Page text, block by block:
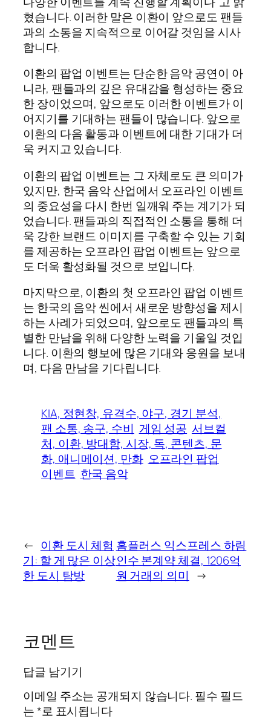
혔습니다. 이러한 말은 이환이 앞으로도 팬들
과의 소통을 지속적으로 이어갈 것임을 시사
합니다.
이환의 팝업 이벤트는 단순한 음악 공연이 아
니라, 팬들과의 깊은 유대감을 형성하는 중요
한 장이었으며, 앞으로도 이러한 이벤트가 이
어지기를 기대하는 팬들이 많습니다. 앞으로
이환의 다음 활동과 이벤트에 대한 기대가 더
욱 커지고 있습니다.
이환의 팝업 이벤트는 그 자체로도 큰 의미가
있지만, 한국 음악 산업에서 오프라인 이벤트
의 중요성을 다시 한번 일깨워 주는 계기가 되
었습니다. 팬들과의 직접적인 소통을 통해 더
욱 강한 브랜드 이미지를 구축할 수 있는 기회
를 제공하는 오프라인 팝업 이벤트는 앞으로
도 더욱 활성화될 것으로 보입니다.
마지막으로, 이환의 첫 오프라인 팝업 이벤트
는 한국의 음악 씬에서 새로운 방향성을 제시
하는 사례가 되었으며, 앞으로도 팬들과의 특
별한 만남을 위해 다양한 노력을 기울일 것입
니다. 이환의 행보에 많은 기대와 응원을 보내
며, 다음 만남을 기다립니다.
KIA, 정현창, 유격수, 야구, 경기 분석,
팬 소통, 송구, 수비 게임 성공 서브컬
처, 이환, 방대함, 시장, 독, 콘텐츠, 문
화, 애니메이션, 만화 오프라인 팝업
이벤트 한국 음악
← 이환 도시 체험
기: 할 게 많은 이상
한 도시 탐방
홈플러스 익스프레스 하림
인수 본계약 체결, 1206억
원 거래의 의미
→
코멘트
답글 남기기
이메일 주소는 공개되지 않습니다. 필수 필드
는*로 표시됩니다